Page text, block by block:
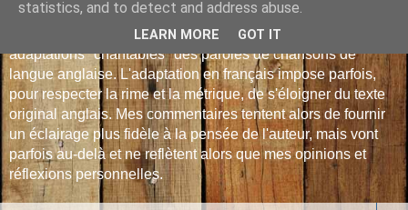
Versions françaises inédites : déjà plus de 510 traductions -
adaptations "chantables" des paroles de chansons de
langue anglaise. L'adaptation en français impose parfois,
pour respecter la rime et la métrique, de s'éloigner du texte
original anglais. Mes commentaires tentent alors de fournir
un éclairage plus fidèle à la pensée de l'auteur, mais vont
parfois au-delà et ne reflètent alors que mes opinions et
réflexions personnelles.
statistics, and to detect and address abuse.
LEARN MORE GOT IT